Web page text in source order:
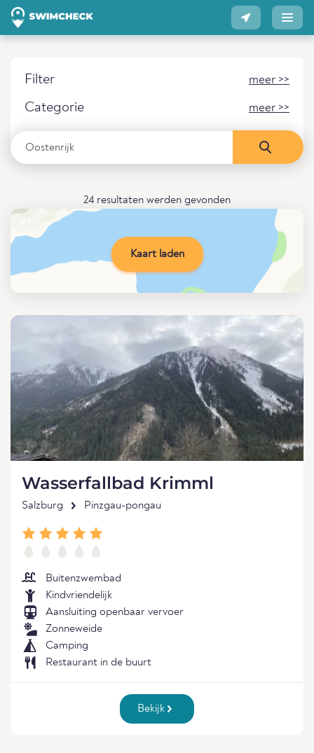
Filter meer >>
Categorie meer >>
24 resultaten werden gevonden
Kaart laden
Wasserfallbad Krimml
Salzburg Pinzgau-pongau
Buitenzwembad
Kindvriendelijk
Aansluiting openbaar vervoer
Zonneweide
Camping
Restaurant in de buurt
Bekijk